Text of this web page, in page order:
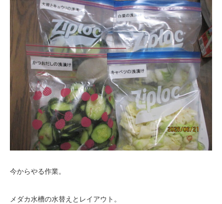
今からやる作業。
メダカ水槽の水替えとレイアウト。